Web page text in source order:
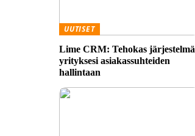
UUTISET
Lime CRM: Tehokas järjestelmä
yrityksesi asiakassuhteiden
hallintaan